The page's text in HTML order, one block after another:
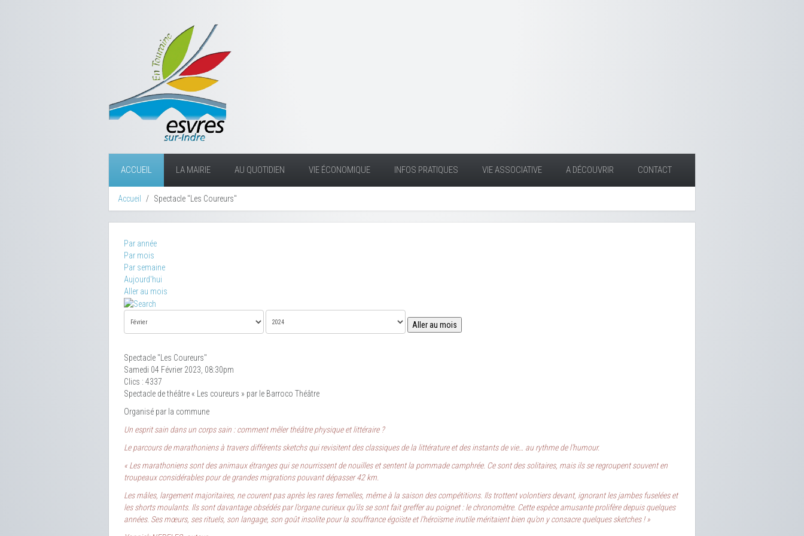
ACCUEIL LA MAIRIE AU QUOTIDIEN VIE ÉCONOMIQUE INFOS PRATIQUES VIE ASSOCIATIVE A DÉCOUVRIR CONTACT
Accueil Spectacle "Les Coureurs"
Par année
Par mois
Par semaine
Aujourd'hui
Aller au mois
Aller au mois
Spectacle "Les Coureurs"
Samedi 04 Février 2023, 08:30pm
Clics : 4337
Spectacle de théâtre « Les coureurs » par le Barroco Théâtre
Organisé par la commune
Un esprit sain dans un corps sain : comment mêler théâtre physique et littéraire ?
Le parcours de marathoniens à travers différents sketchs qui revisitent des classiques de la littérature et des instants de vie… au rythme de l’humour.
« Les marathoniens sont des animaux étranges qui se nourrissent de nouilles et sentent la pommade camphrée. Ce sont des solitaires, mais ils se regroupent souvent en
troupeaux considérables pour de grandes migrations pouvant dépasser 42 km.
Les mâles, largement majoritaires, ne courent pas après les rares femelles, même à la saison des compétitions. Ils trottent volontiers devant, ignorant les jambes fuselées et
les shorts moulants. Ils sont davantage obsédés par l’organe curieux qu’ils se sont fait greffer au poignet : le chronomètre. Cette espèce amusante prolifère depuis quelques
années. Ses mœurs, ses rituels, son langage, son goût insolite pour la souffrance égoïste et l’héroïsme inutile méritaient bien qu’on y consacre quelques sketches ! »